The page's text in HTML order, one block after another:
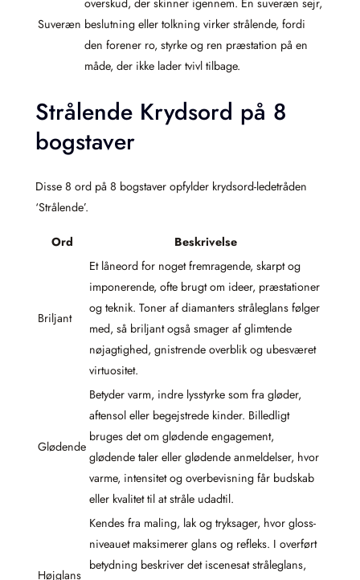
Suveræn beslutning eller tolkning virker strålende, fordi
den forener ro, styrke og ren præstation på en
måde, der ikke lader tvivl tilbage.
Strålende Krydsord på 8
bogstaver
Disse 8 ord på 8 bogstaver opfylder krydsord-ledetråden
‘Strålende’.
Ord Beskrivelse
Briljant
Et låneord for noget fremragende, skarpt og
imponerende, ofte brugt om ideer, præstationer
og teknik. Toner af diamanters stråleglans følger
med, så briljant også smager af glimtende
nøjagtighed, gnistrende overblik og ubesværet
virtuositet.
Glødende
Betyder varm, indre lysstyrke som fra gløder,
aftensol eller begejstrede kinder. Billedligt
bruges det om glødende engagement,
glødende taler eller glødende anmeldelser, hvor
varme, intensitet og overbevisning får budskab
eller kvalitet til at stråle udadtil.
Højglans
Kendes fra maling, lak og tryksager, hvor gloss-
niveauet maksimerer glans og refleks. I overført
betydning beskriver det iscenesat stråleglans,